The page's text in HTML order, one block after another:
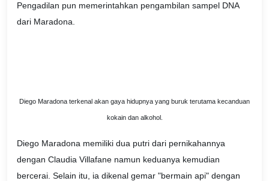
Pengadilan pun memerintahkan pengambilan sampel DNA
dari Maradona.
Diego Maradona terkenal akan gaya hidupnya yang buruk terutama kecanduan
kokain dan alkohol.
Diego Maradona memiliki dua putri dari pernikahannya
dengan Claudia Villafane namun keduanya kemudian
bercerai. Selain itu, ia dikenal gemar "bermain api" dengan